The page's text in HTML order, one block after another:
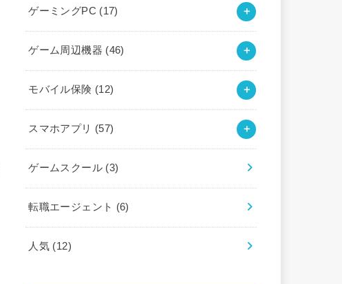
ゲーミングPC (17)
ゲーム周辺機器 (46)
モバイル保険 (12)
スマホアプリ (57)
ゲームスクール (3)
転職エージェント (6)
人気 (12)